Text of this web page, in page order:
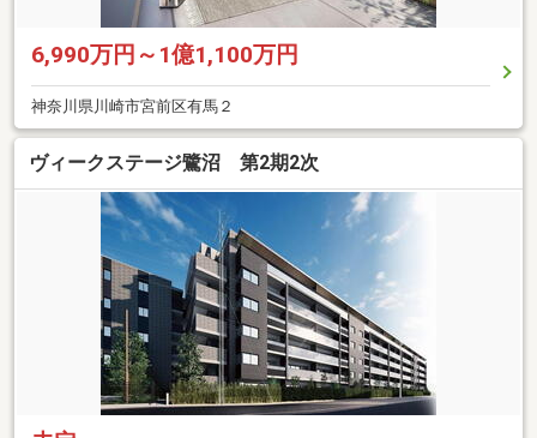
6,990万円～1億1,100万円
神奈川県川崎市宮前区有馬２
ヴィークステージ鷺沼 第2期2次